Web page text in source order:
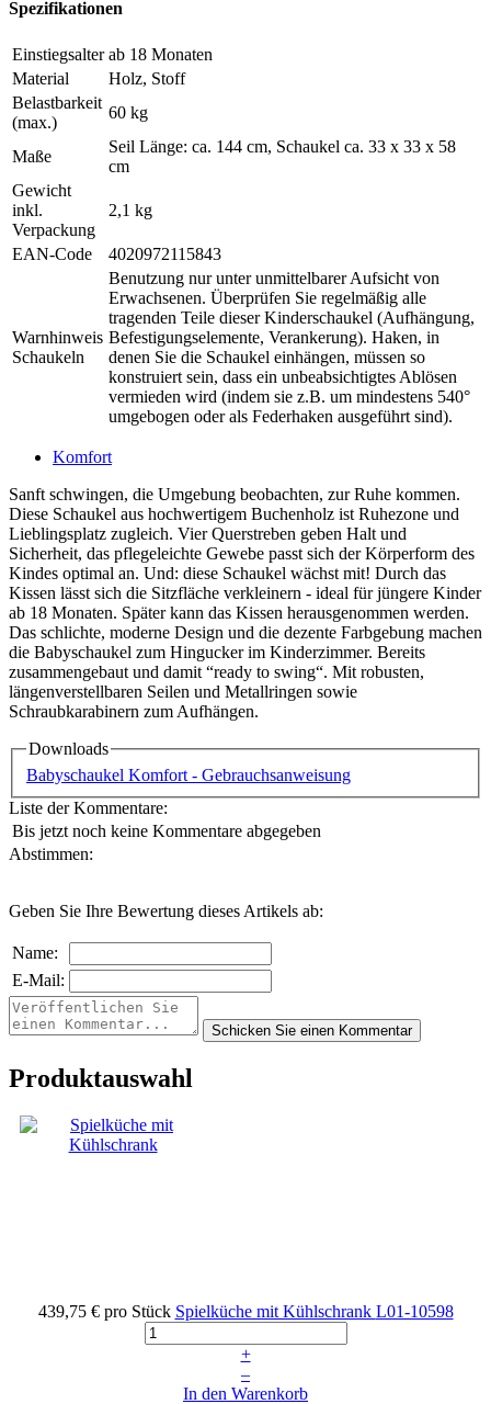
Spezifikationen
Einstiegsalter ab 18 Monaten
Material
Holz, Stoff
Belastbarkeit
(max.)
60 kg
Maße
Seil Länge: ca. 144 cm, Schaukel ca. 33 x 33 x 58
cm
Gewicht
inkl.
Verpackung
2,1 kg
EAN-Code 4020972115843
Warnhinweis
Schaukeln
Benutzung nur unter unmittelbarer Aufsicht von
Erwachsenen. Überprüfen Sie regelmäßig alle
tragenden Teile dieser Kinderschaukel (Aufhängung,
Befestigungselemente, Verankerung). Haken, in
denen Sie die Schaukel einhängen, müssen so
konstruiert sein, dass ein unbeabsichtigtes Ablösen
vermieden wird (indem sie z.B. um mindestens 540°
umgebogen oder als Federhaken ausgeführt sind).
Komfort
Sanft schwingen, die Umgebung beobachten, zur Ruhe kommen.
Diese Schaukel aus hochwertigem Buchenholz ist Ruhezone und
Lieblingsplatz zugleich. Vier Querstreben geben Halt und
Sicherheit, das pflegeleichte Gewebe passt sich der Körperform des
Kindes optimal an. Und: diese Schaukel wächst mit! Durch das
Kissen lässt sich die Sitzfläche verkleinern - ideal für jüngere Kinder
ab 18 Monaten. Später kann das Kissen herausgenommen werden.
Das schlichte, moderne Design und die dezente Farbgebung machen
die Babyschaukel zum Hingucker im Kinderzimmer. Bereits
zusammengebaut und damit “ready to swing“. Mit robusten,
längenverstellbaren Seilen und Metallringen sowie
Schraubkarabinern zum Aufhängen.
Downloads
Babyschaukel Komfort - Gebrauchsanweisung
Liste der Kommentare:
Bis jetzt noch keine Kommentare abgegeben
Abstimmen:
Geben Sie Ihre Bewertung dieses Artikels ab:
Name:
E-Mail:
Produktauswahl
439,75 € pro Stück Spielküche mit Kühlschrank L01-10598
+
–
In den Warenkorb